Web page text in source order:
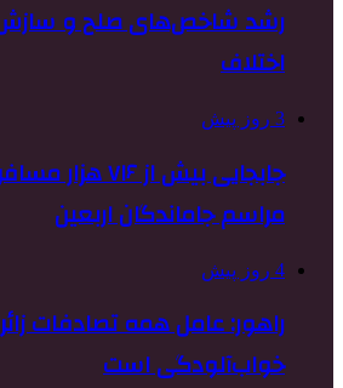
رشد شاخص‌های صلح و
اختلاف
3 روز پیش
جابجایی بیش از
مراسم جاماندگان اربعین
4 روز پیش
راهور: عامل همه تصادفات
خواب‌آلودگی است